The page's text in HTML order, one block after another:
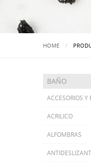
HOME
BAÑO
ACCESORIOS Y
ACRILICO
ALFOMBRAS